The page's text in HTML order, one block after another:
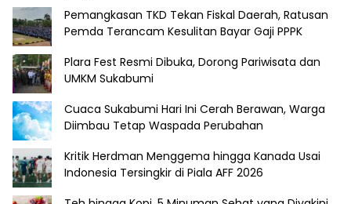
Pemangkasan TKD Tekan Fiskal Daerah, Ratusan
Pemda Terancam Kesulitan Bayar Gaji PPPK
Plara Fest Resmi Dibuka, Dorong Pariwisata dan
UMKM Sukabumi
Cuaca Sukabumi Hari Ini Cerah Berawan, Warga
Diimbau Tetap Waspada Perubahan
Kritik Herdman Menggema hingga Kanada Usai
Indonesia Tersingkir di Piala AFF 2026